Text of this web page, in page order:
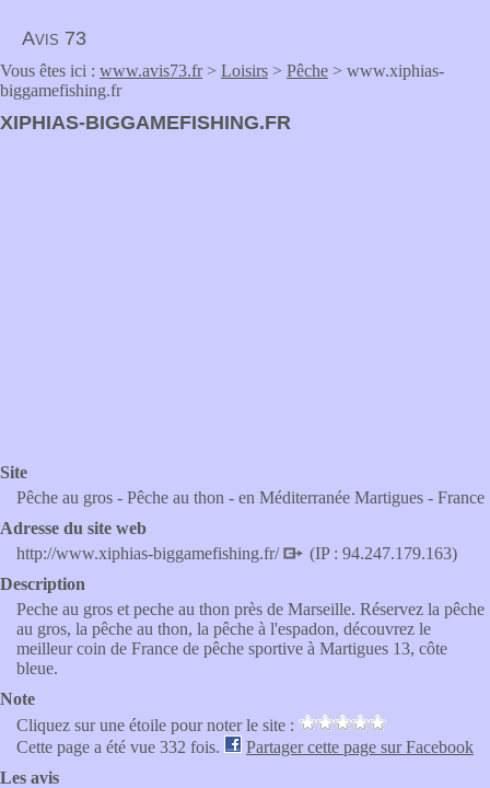
Avis 73
Vous êtes ici : www.avis73.fr> Loisirs > Pêche > www.xiphias-
biggamefishing.fr
XIPHIAS-BIGGAMEFISHING.FR
Site
Pêche au gros - Pêche au thon - en Méditerranée Martigues - France
Adresse du site web
http://www.xiphias-biggamefishing.fr/
(IP : 94.247.179.163)
Description
Peche au gros et peche au thon près de Marseille. Réservez la pêche
au gros, la pêche au thon, la pêche à l'espadon, découvrez le
meilleur coin de France de pêche sportive à Martigues 13, côte
bleue.
Note
Cliquez sur une étoile pour noter le site :
Cette page a été vue 332 fois.
Partager cette page sur Facebook
Les avis